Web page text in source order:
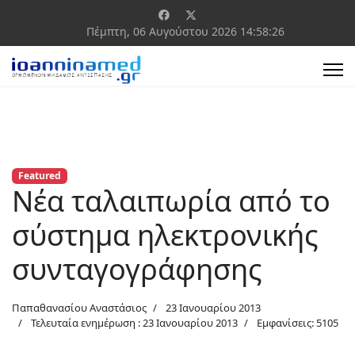
Πέμπτη, 06 Αυγούστου 2026 14:58:26
Featured
Νέα ταλαιπωρία από το
σύστημα ηλεκτρονικής
συνταγογράφησης
Παπαθανασίου Αναστάσιος
23 Ιανουαρίου 2013
Τελευταία ενημέρωση : 23 Ιανουαρίου 2013
Εμφανίσεις: 5105